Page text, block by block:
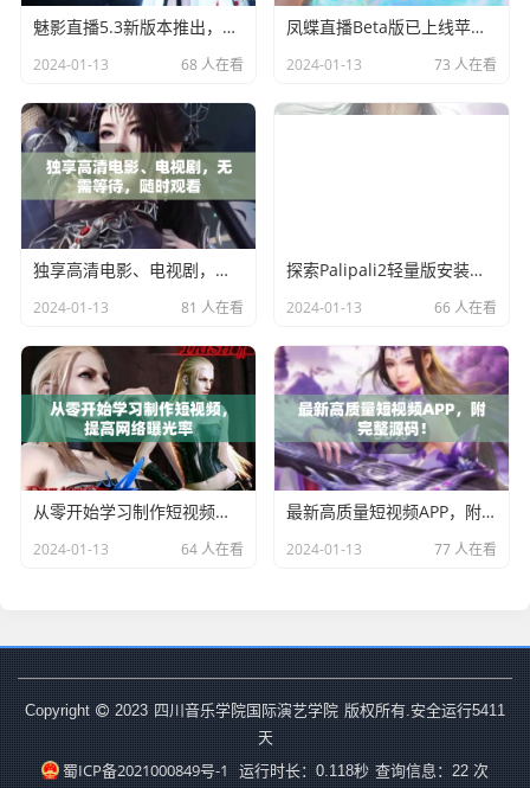
魅影直播5.3新版本推出，功能升级让你观看更畅快！
2024-01-13 68 人在看
凤蝶直播Beta版已上线苹果商店，用户可前往下载
2024-01-13 73 人在看
独享高清电影、电视剧，无需等待，随时观看
2024-01-13 81 人在看
探索Palipali2轻量版安装的官方渠道
2024-01-13 66 人在看
从零开始学习制作短视频，提高网络曝光率
2024-01-13 64 人在看
最新高质量短视频APP，附完整源码！
2024-01-13 77 人在看
Copyright 2023 四川音乐学院国际演艺学院 版权所有.安全运行5411
天
蜀ICP备2021000849号-1 运行时长：0.118秒 查询信息：22 次